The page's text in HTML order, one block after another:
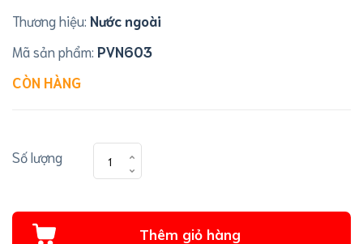
Thương hiệu: Nước ngoài
Mã sản phẩm: PVN603
CÒN HÀNG
Số lượng
Thêm giỏ hàng